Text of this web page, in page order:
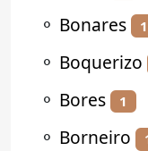
⚬ Bonares 1
⚬ Boquerizo
⚬ Bores 1
⚬ Borneiro